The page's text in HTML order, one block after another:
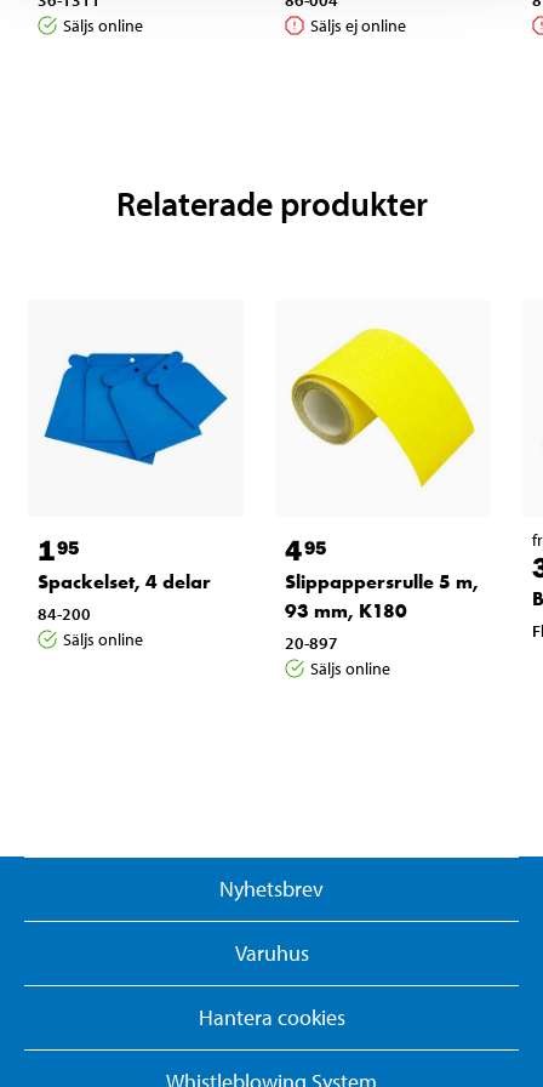
Säljs online
Säljs ej online
Relaterade produkter
195
Spackelset, 4 delar
84-200
Säljs online
495
Slippappersrulle 5 m,
93 mm, K180
20-897
Säljs online
Nyhetsbrev
Varuhus
Hantera cookies